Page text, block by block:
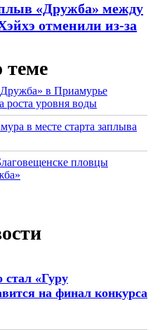
«Дружба» между
отменили из-за
в Приамурье
роста уровня воды
в месте старта заплыва
пловцы
стал «Гуру
на финал конкурса